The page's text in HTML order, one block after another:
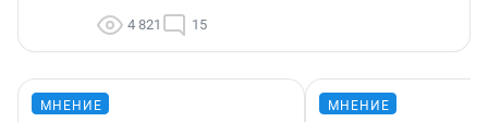
4 821 15
МНЕНИЕ МНЕНИЕ